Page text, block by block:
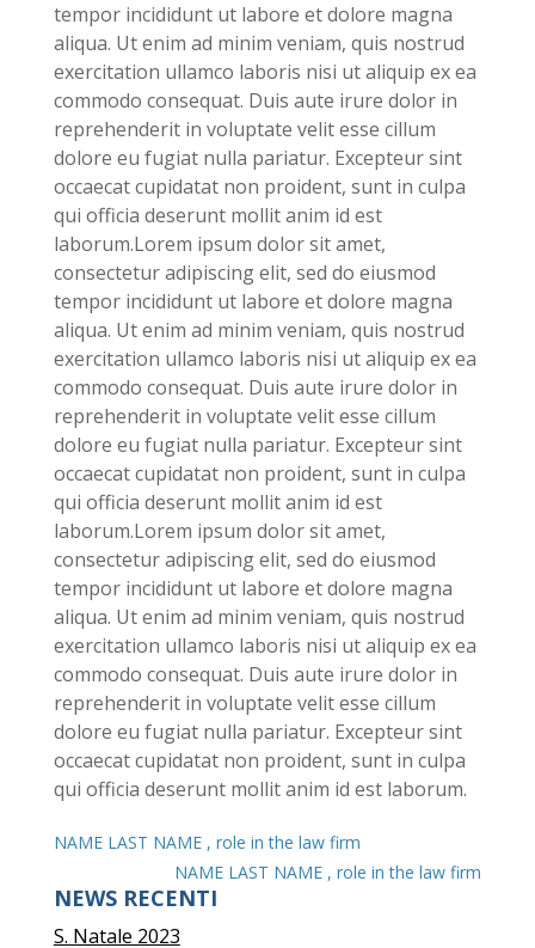
tempor incididunt ut labore et dolore magna
aliqua. Ut enim ad minim veniam, quis nostrud
exercitation ullamco laboris nisi ut aliquip ex ea
commodo consequat. Duis aute irure dolor in
reprehenderit in voluptate velit esse cillum
dolore eu fugiat nulla pariatur. Excepteur sint
occaecat cupidatat non proident, sunt in culpa
qui officia deserunt mollit anim id est
laborum.Lorem ipsum dolor sit amet,
consectetur adipiscing elit, sed do eiusmod
tempor incididunt ut labore et dolore magna
aliqua. Ut enim ad minim veniam, quis nostrud
exercitation ullamco laboris nisi ut aliquip ex ea
commodo consequat. Duis aute irure dolor in
reprehenderit in voluptate velit esse cillum
dolore eu fugiat nulla pariatur. Excepteur sint
occaecat cupidatat non proident, sunt in culpa
qui officia deserunt mollit anim id est
laborum.Lorem ipsum dolor sit amet,
consectetur adipiscing elit, sed do eiusmod
tempor incididunt ut labore et dolore magna
aliqua. Ut enim ad minim veniam, quis nostrud
exercitation ullamco laboris nisi ut aliquip ex ea
commodo consequat. Duis aute irure dolor in
reprehenderit in voluptate velit esse cillum
dolore eu fugiat nulla pariatur. Excepteur sint
occaecat cupidatat non proident, sunt in culpa
qui officia deserunt mollit anim id est laborum.
NAME LAST NAME , role in the law firm
NAME LAST NAME , role in the law firm
NEWS RECENTI
S. Natale 2023